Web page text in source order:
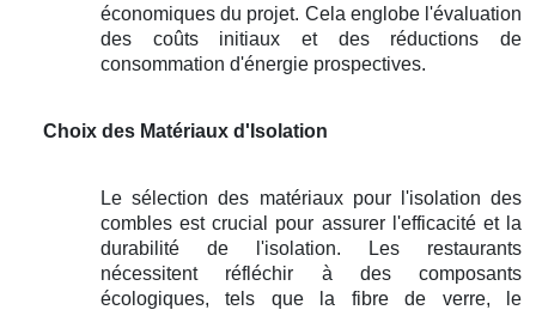
économiques du projet. Cela englobe l'évaluation
des coûts initiaux et des réductions de
consommation d'énergie prospectives.
Choix des Matériaux d'Isolation
Le sélection des matériaux pour l'isolation des
combles est crucial pour assurer l'efficacité et la
durabilité de l'isolation. Les restaurants
nécessitent réfléchir à des composants
écologiques, tels que la fibre de verre, le